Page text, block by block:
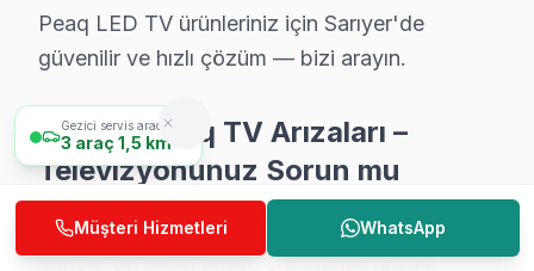
Sarıyer'da Peaq televizyonlarınızı emin ellere teslim
Peaq TV Servis Garanti Belgesi – Yazılı ve İmzalı Güvence
Sarıyer'da Peaq televizyon paneli tamiri yaptıranlar
Sarıyer'de her onarımda ne sağlıyoruz?
• 2 yıl yazılı işçilik garantisi
Peaq LED TV ürünleriniz için Sarıyer'de
güvenilir ve hızlı çözüm — bizi arayın.
Sarıyer Peaq TV Arızaları –
Televizyonunuz Sorun mu
Çıkarıyor?
Sarıyer'de Peaq televizyon paneli arızası
Gezici servis aracımız
3 araç 1,5 km
Müşteri Hizmetleri WhatsApp